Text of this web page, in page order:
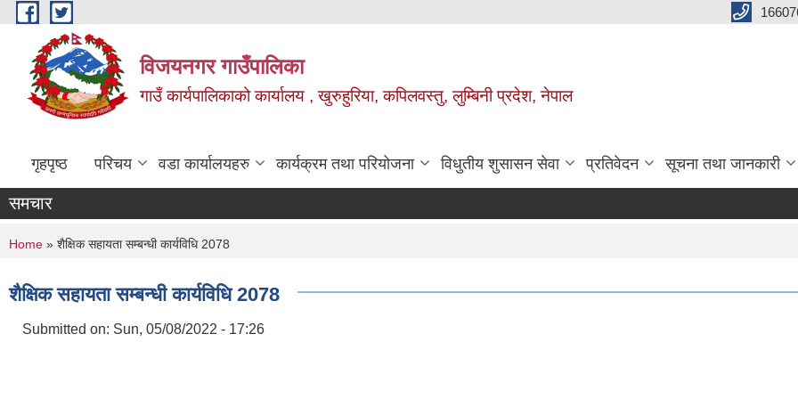
Skip to main content
विजयनगर गाउँपालिका
गाउँ कार्यपालिकाको कार्यालय , खुरुहुरिया, कपिलवस्तु, लुम्बिनी प्रदेश, नेपाल
गृहपृष्ठ परिचय वडा कार्यालयहरु कार्यक्रम तथा परियोजना विधुतीय शुसासन सेवा प्रतिवेदन सूचना तथा जानकारी
समचार
You are here
Home » शैक्षिक सहायता सम्बन्धी कार्यविधि 2078
शैक्षिक सहायता सम्बन्धी कार्यविधि 2078
Submitted on: Sun, 05/08/2022 - 17:26